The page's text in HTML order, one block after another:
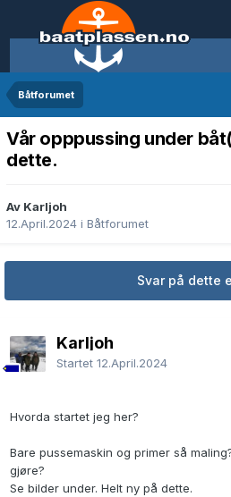
Båtforumet
Vår opppussing under
dette.
Av Karljoh
12.April.2024 i Båtforumet
Svar på dette
Karljoh
Startet 12.April.2024
Hvorda startet jeg her?
Bare pussemaskin og primer så
gjøre?
Se bilder under. Helt ny på dette.